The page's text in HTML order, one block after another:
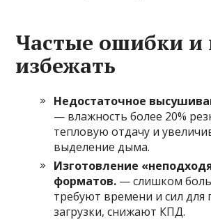
Частые ошибки и
избежать
Недостаточное
— влажность более 20%
тепловую отдачу и
выделение дыма.
Изготовление
форматов. — слишком
требуют времени и сил для
загрузки, снижают КПД.